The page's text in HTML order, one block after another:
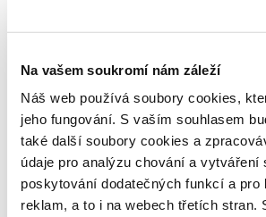
Na vašem soukromí nám záleží
Náš web používá soubory cookies,
jeho fungování. S vaším souhlasem
také další soubory cookies a
údaje pro analýzu chování a vytváření
poskytování dodatečných funkcí a pro
reklam, a to i na webech třetích stran.
MDDr. Tomáš Pražák
parodontologie
odborná konzultace
sortimentu